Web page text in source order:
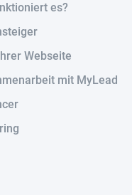
es?
Webseite
mit MyLead